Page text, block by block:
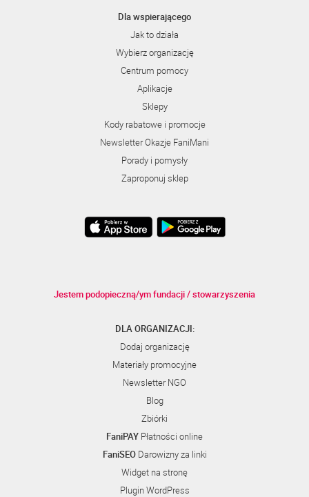
Dla wspierającego
Jak to działa
Wybierz organizację
Centrum pomocy
Aplikacje
Sklepy
Kody rabatowe i promocje
Newsletter Okazje FaniMani
Porady i pomysły
Zaproponuj sklep
Jestem podopieczną/ym fundacji / stowarzyszenia
DLA ORGANIZACJI:
Dodaj organizację
Materiały promocyjne
Newsletter NGO
Blog
Zbiórki
FaniPAY Płatności online
FaniSEODarowizny za linki
Widget na stronę
Plugin WordPress